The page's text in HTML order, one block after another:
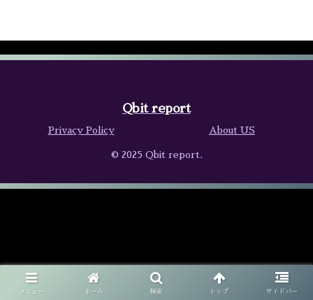
Qbit report
Privacy Policy About US
© 2025 Qbit report.
メニュー ホーム 検索 トップ サイドバー